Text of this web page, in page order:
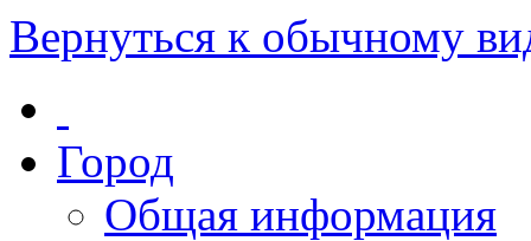
Вернуться к обычному
Город
Общая информация